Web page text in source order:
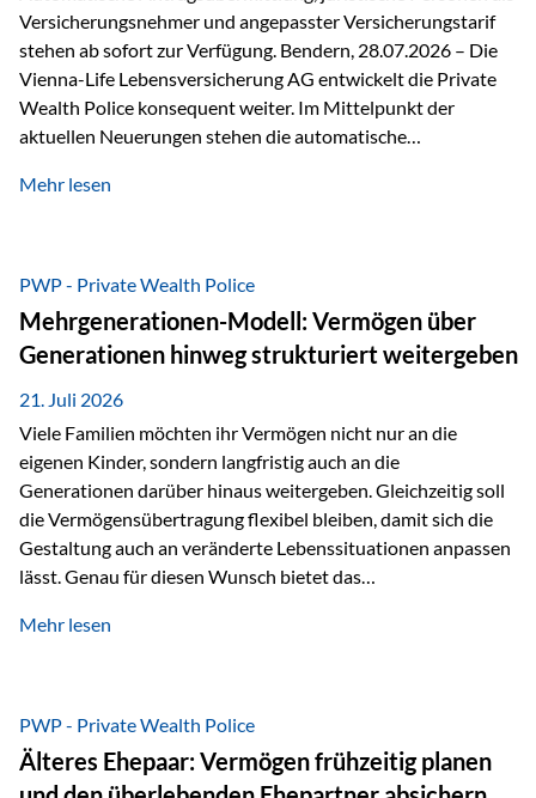
Versicherungsnehmer und angepasster Versicherungstarif
stehen ab sofort zur Verfügung. Bendern, 28.07.2026 – Die
Vienna-Life Lebensversicherung AG entwickelt die Private
Wealth Police konsequent weiter. Im Mittelpunkt der
aktuellen Neuerungen stehen die automatische
als Versicherungsnehmer einzusetzen, sowie eine
Abwicklung für Vertriebspartner deutlich effizienter
gestaltet. Anträge werden direkt elektronisch übermittelt,
Medienbrüche reduziert und die weitere Bearbeitung
beschleunigt. Ab sofort können auch juristische Personen,
wie Kapitalgesellschaften oder Stiftungen, als
Versicherungsnehmer eingesetzt werden. Damit erweitert
die Vienna-Life die Einsatzmöglichkeiten der Private Wealth
Police insbesondere für…
Mehr lesen
PWP - Private Wealth Police
Mehrgenerationen-Modell: Vermögen über
Generationen hinweg strukturiert weitergeben
21. Juli 2026
Viele Familien möchten ihr Vermögen nicht nur an die
eigenen Kinder, sondern langfristig auch an die
Generationen darüber hinaus weitergeben. Gleichzeitig soll
die Vermögensübertragung flexibel bleiben, damit sich die
Gestaltung auch an veränderte Lebenssituationen anpassen
lässt. Genau für diesen Wunsch bietet das
Vienna-Life eine interessante Lösung. Es ermöglicht,
Ausgangssituation Stellen Sie sich folgende Familie vor: Die
Großeltern haben über viele Jahre Vermögen aufgebaut. Ihr
Wunsch ist es, dieses Vermögen nicht nur den eigenen
Mehr lesen
PWP - Private Wealth Police
Älteres Ehepaar: Vermögen frühzeitig planen